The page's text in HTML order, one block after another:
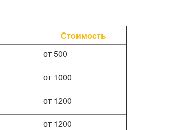
Стоимость
от 500
от 1000
от 1200
от 1200